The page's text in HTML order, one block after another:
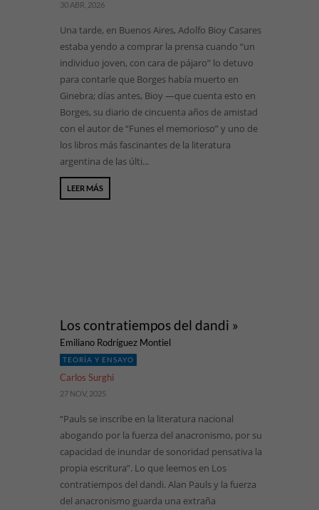
30 ABR, 2026
Una tarde, en Buenos Aires, Adolfo Bioy Casares
estaba yendo a comprar la prensa cuando “un
individuo joven, con cara de pájaro” lo detuvo
para contarle que Borges había muerto en
Ginebra; días antes, Bioy —que cuenta esto en
Borges, su diario de cincuenta años de amistad
con el autor de “Funes el memorioso” y uno de
los libros más fascinantes de la literatura
argentina de las últi...
LEER MÁS
Los contratiempos del dandi »
Emiliano Rodríguez Montiel
TEORÍA Y ENSAYO
Carlos Surghi
27 NOV, 2025
“Pauls se inscribe en la literatura nacional
abogando por la fuerza del anacronismo, por su
capacidad de inundar de sonoridad pensativa la
propia escritura”. Lo que leemos en Los
contratiempos del dandi. Alan Pauls y la fuerza
del anacronismo guarda una extraña